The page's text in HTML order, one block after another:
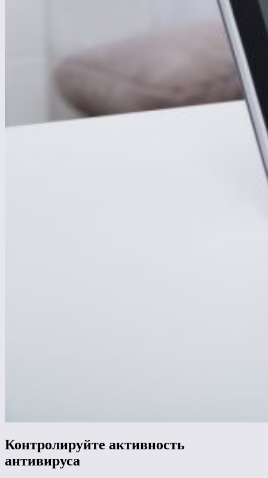
Контролируйте активность
антивируса